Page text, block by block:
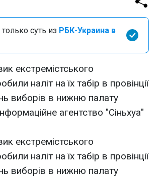
суть из РБК-Украина в
екстремістського
наліт на їх табір в провінції
виборів в нижню палату
агентство "Сіньхуа"
екстремістського
наліт на їх табір в провінції
виборів в нижню палату